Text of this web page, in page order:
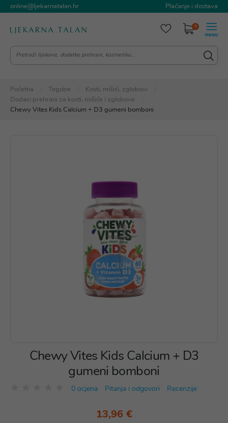
online@ljekarnatalan.hr Plaćanje i dostava
0
Početna Tegobe
Kosti, mišići, zglobovi
Dodaci prehrani za kosti, mišiće i zglobove
Chewy Vites Kids Calcium + D3 gumeni bomboni
Chewy Vites Kids Calcium + D3
gumeni bomboni
0 ocjena Pitanja i odgovori Recenzije
13,96 €